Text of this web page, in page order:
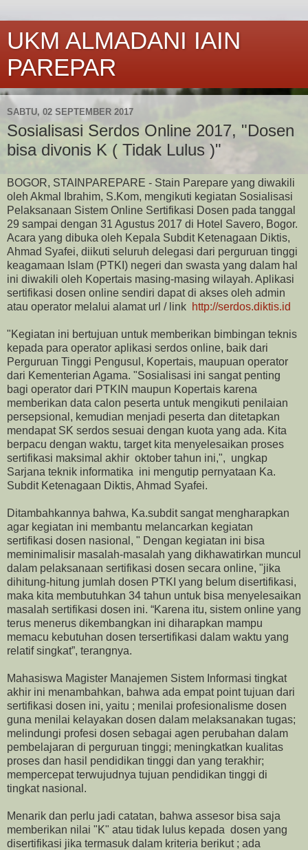
UKM ALMADANI IAIN
PAREPAR
SABTU, 02 SEPTEMBER 2017
Sosialisasi Serdos Online 2017, "Dosen
bisa divonis K ( Tidak Lulus )"
BOGOR, STAINPAREPARE - Stain Parepare yang diwakili
oleh Akmal Ibrahim, S.Kom, mengikuti kegiatan Sosialisasi
Pelaksanaan Sistem Online Sertifikasi Dosen pada tanggal
29 sampai dengan 31 Agustus 2017 di Hotel Savero, Bogor.
Acara yang dibuka oleh Kepala Subdit Ketenagaan Diktis,
Ahmad Syafei, diikuti seluruh delegasi dari perguruan tinggi
keagamaan Islam (PTKI) negeri dan swasta yang dalam hal
ini diwakili oleh Kopertais masing-masing wilayah. Aplikasi
sertifikasi dosen online sendiri dapat di akses oleh admin
atau operator melalui alamat url / link http://serdos.diktis.id
"Kegiatan ini bertujuan untuk memberikan bimbingan teknis
kepada para operator aplikasi serdos online, baik dari
Perguruan Tinggi Pengusul, Kopertais, maupuan operator
dari Kementerian Agama. "Sosialisasi ini sangat penting
bagi operator dari PTKIN maupun Kopertais karena
memberikan data calon peserta untuk mengikuti penilaian
persepsional, kemudian menjadi peserta dan ditetapkan
mendapat SK serdos sesuai dengan kuota yang ada. Kita
berpacu dengan waktu, target kita menyelesaikan proses
sertifikasi maksimal akhir oktober tahun ini,", ungkap
Sarjana teknik informatika ini mengutip pernyataan Ka.
Subdit Ketenagaan Diktis, Ahmad Syafei.
Ditambahkannya bahwa, Ka.subdit sangat mengharapkan
agar kegiatan ini membantu melancarkan kegiatan
sertifikasi dosen nasional, " Dengan kegiatan ini bisa
meminimalisir masalah-masalah yang dikhawatirkan muncul
dalam pelaksanaan sertifikasi dosen secara online, "jika
dihitung-hitung jumlah dosen PTKI yang belum disertifikasi,
maka kita membutuhkan 34 tahun untuk bisa menyelesaikan
masalah sertifikasi dosen ini. “Karena itu, sistem online yang
terus menerus dikembangkan ini diharapkan mampu
memacu kebutuhan dosen tersertifikasi dalam waktu yang
relatif singkat”, terangnya.
Mahasiswa Magister Manajemen Sistem Informasi tingkat
akhir ini menambahkan, bahwa ada empat point tujuan dari
sertifikasi dosen ini, yaitu ; menilai profesionalisme dosen
guna menilai kelayakan dosen dalam melaksanakan tugas;
melindungi profesi dosen sebagai agen perubahan dalam
pembelajaran di perguruan tinggi; meningkatkan kualitas
proses dan hasil pendidikan tinggi dan yang terakhir;
mempercepat terwujudnya tujuan pendidikan tinggi di
tingkat nasional.
Menarik dan perlu jadi catatan, bahwa assesor bisa saja
memberikan nilai "K" atau tidak lulus kepada dosen yang
disertifikasi jika termasuk dalam kriteria berikut ; ada